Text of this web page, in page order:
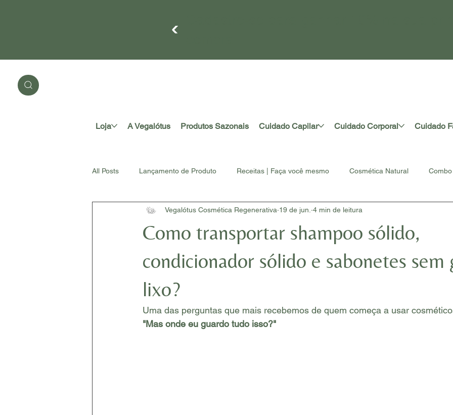
Loja A Vegalótus Produtos Sazonais Cuidado Capilar Cuidado Corporal Cuidado
All Posts Lançamento de Produto Receitas | Faça você mesmo Cosmética Natural
#somosnatureza Acessório Artesanal
Como transportar shampoo sólido,
condicionador sólido e sabonetes sem
lixo?
Vegalótus Cosmética Regenerativa 19 de jun. 4 min de leitura
Uma das perguntas que mais recebemos de quem começa a usar
"Mas onde eu guardo tudo isso?"